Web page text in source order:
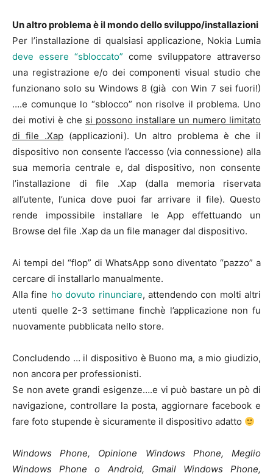
Un altro problema è il mondo dello sviluppo/installazioni
Per l’installazione di qualsiasi applicazione, Nokia Lumia
deve essere “sbloccato” come sviluppatore attraverso
una registrazione e/o dei componenti visual studio che
funzionano solo su Windows 8 (già con Win 7 sei fuori!)
….e comunque lo “sblocco” non risolve il problema. Uno
dei motivi è che si possono installare un numero limitato
di file .Xap (applicazioni). Un altro problema è che il
dispositivo non consente l’accesso (via connessione) alla
sua memoria centrale e, dal dispositivo, non consente
l’installazione di file .Xap (dalla memoria riservata
all’utente, l’unica dove puoi far arrivare il file). Questo
rende impossibile installare le App effettuando un
Browse del file .Xap da un file manager dal dispositivo.
Ai tempi del “flop” di WhatsApp sono diventato “pazzo” a
cercare di installarlo manualmente.
Alla fine ho dovuto rinunciare, attendendo con molti altri
utenti quelle 2-3 settimane finchè l’applicazione non fu
nuovamente pubblicata nello store.
Concludendo … il dispositivo è Buono ma, a mio giudizio,
non ancora per professionisti.
Se non avete grandi esigenze….e vi può bastare un pò di
navigazione, controllare la posta, aggiornare facebook e
fare foto stupende è sicuramente il dispositivo adatto
Windows Phone, Opinione Windows Phone, Meglio
Windows Phone o Android, Gmail Windows Phone,